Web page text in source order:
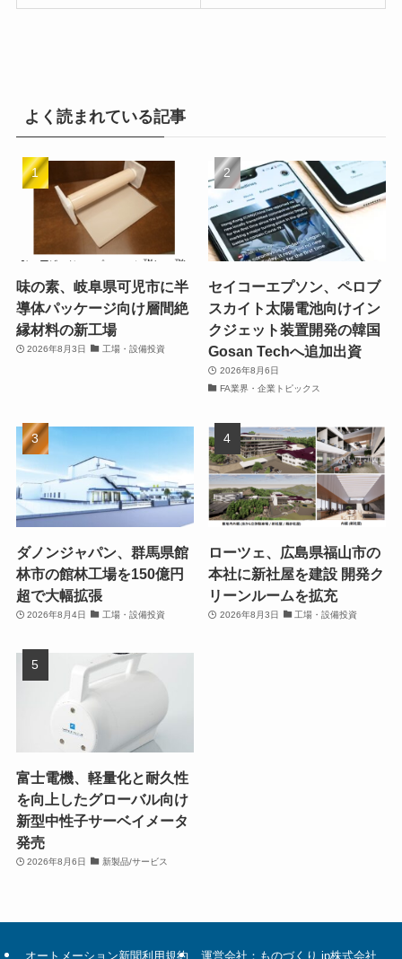
よく読まれている記事
味の素、岐阜県可児市に半
導体パッケージ向け層間絶
縁材料の新工場
2026年8月3日 工場・設備投資
セイコーエプソン、ペロブ
スカイト太陽電池向けイン
クジェット装置開発の韓国
Gosan Techへ追加出資
2026年8月6日
FA業界・企業トピックス
ダノンジャパン、群馬県館
林市の館林工場を150億円
超で大幅拡張
2026年8月4日 工場・設備投資
ローツェ、広島県福山市の
本社に新社屋を建設 開発ク
リーンルームを拡充
2026年8月3日 工場・設備投資
富士電機、軽量化と耐久性
を向上したグローバル向け
新型中性子サーベイメータ
発売
2026年8月6日 新製品/サービス
オートメーション新聞利用規約 運営会社：ものづくり.jp株式会社